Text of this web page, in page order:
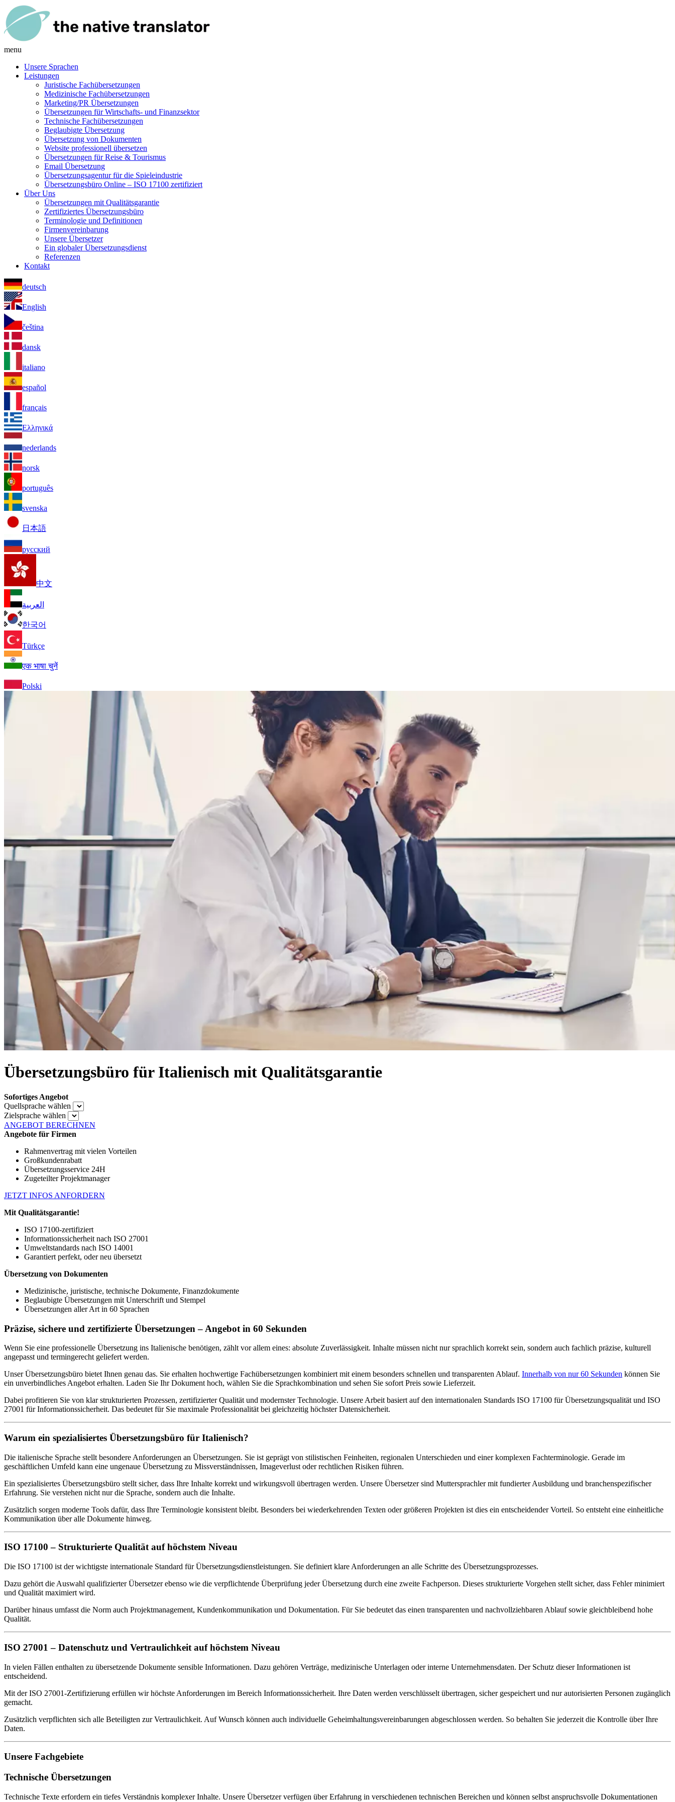
menu
Unsere Sprachen
Leistungen
Juristische Fachübersetzungen
Medizinische Fachübersetzungen
Marketing/PR Übersetzungen
Übersetzungen für Wirtschafts- und Finanzsektor
Technische Fachübersetzungen
Beglaubigte Übersetzung
Übersetzung von Dokumenten
Website professionell übersetzen
Übersetzungen für Reise & Tourismus
Email Übersetzung
Übersetzungsagentur für die Spieleindustrie
Übersetzungsbüro Online – ISO 17100 zertifiziert
Über Uns
Übersetzungen mit Qualitätsgarantie
Zertifiziertes Übersetzungsbüro
Terminologie und Definitionen
Firmenvereinbarung
Unsere Übersetzer
Ein globaler Übersetzungsdienst
Referenzen
Kontakt
deutsch
English
čeština
dansk
italiano
español
français
Ελληνικά
nederlands
norsk
português
svenska
日本語
русский
中文
العربية
한국어
Türkçe
एक भाषा चुनें
Polski
Übersetzungsbüro für Italienisch mit Qualitätsgarantie
Sofortiges Angebot
Quellsprache wählen
Zielsprache wählen
ANGEBOT BERECHNEN
Angebote für Firmen
Rahmenvertrag mit vielen Vorteilen
Großkundenrabatt
Übersetzungsservice 24H
Zugeteilter Projektmanager
JETZT INFOS ANFORDERN
Mit Qualitätsgarantie!
ISO 17100-zertifiziert
Informationssicherheit nach ISO 27001
Umweltstandards nach ISO 14001
Garantiert perfekt, oder neu übersetzt
Übersetzung von Dokumenten
Medizinische, juristische, technische Dokumente, Finanzdokumente
Beglaubigte Übersetzungen mit Unterschrift und Stempel
Übersetzungen aller Art in 60 Sprachen
Präzise, sichere und zertifizierte Übersetzungen – Angebot in 60 Sekunden
Wenn Sie eine professionelle Übersetzung ins Italienische benötigen, zählt vor allem eines: absolute Zuverlässigkeit. Inhalte müssen nicht nur sprachlich korrekt sein, sondern auch fachlich präzise, kulturell
angepasst und termingerecht geliefert werden.
Unser Übersetzungsbüro bietet Ihnen genau das. Sie erhalten hochwertige Fachübersetzungen kombiniert mit einem besonders schnellen und transparenten Ablauf. Innerhalb von nur 60 Sekunden können Sie
ein unverbindliches Angebot erhalten. Laden Sie Ihr Dokument hoch, wählen Sie die Sprachkombination und sehen Sie sofort Preis sowie Lieferzeit.
Dabei profitieren Sie von klar strukturierten Prozessen, zertifizierter Qualität und modernster Technologie. Unsere Arbeit basiert auf den internationalen Standards ISO 17100 für Übersetzungsqualität und ISO
27001 für Informationssicherheit. Das bedeutet für Sie maximale Professionalität bei gleichzeitig höchster Datensicherheit.
Warum ein spezialisiertes Übersetzungsbüro für Italienisch?
Die italienische Sprache stellt besondere Anforderungen an Übersetzungen. Sie ist geprägt von stilistischen Feinheiten, regionalen Unterschieden und einer komplexen Fachterminologie. Gerade im
geschäftlichen Umfeld kann eine ungenaue Übersetzung zu Missverständnissen, Imageverlust oder rechtlichen Risiken führen.
Ein spezialisiertes Übersetzungsbüro stellt sicher, dass Ihre Inhalte korrekt und wirkungsvoll übertragen werden. Unsere Übersetzer sind Muttersprachler mit fundierter Ausbildung und branchenspezifischer
Erfahrung. Sie verstehen nicht nur die Sprache, sondern auch die Inhalte.
Zusätzlich sorgen moderne Tools dafür, dass Ihre Terminologie konsistent bleibt. Besonders bei wiederkehrenden Texten oder größeren Projekten ist dies ein entscheidender Vorteil. So entsteht eine einheitliche
Kommunikation über alle Dokumente hinweg.
ISO 17100 – Strukturierte Qualität auf höchstem Niveau
Die ISO 17100 ist der wichtigste internationale Standard für Übersetzungsdienstleistungen. Sie definiert klare Anforderungen an alle Schritte des Übersetzungsprozesses.
Dazu gehört die Auswahl qualifizierter Übersetzer ebenso wie die verpflichtende Überprüfung jeder Übersetzung durch eine zweite Fachperson. Dieses strukturierte Vorgehen stellt sicher, dass Fehler minimiert
und Qualität maximiert wird.
Darüber hinaus umfasst die Norm auch Projektmanagement, Kundenkommunikation und Dokumentation. Für Sie bedeutet das einen transparenten und nachvollziehbaren Ablauf sowie gleichbleibend hohe
Qualität.
ISO 27001 – Datenschutz und Vertraulichkeit auf höchstem Niveau
In vielen Fällen enthalten zu übersetzende Dokumente sensible Informationen. Dazu gehören Verträge, medizinische Unterlagen oder interne Unternehmensdaten. Der Schutz dieser Informationen ist
entscheidend.
Mit der ISO 27001-Zertifizierung erfüllen wir höchste Anforderungen im Bereich Informationssicherheit. Ihre Daten werden verschlüsselt übertragen, sicher gespeichert und nur autorisierten Personen zugänglich
gemacht.
Zusätzlich verpflichten sich alle Beteiligten zur Vertraulichkeit. Auf Wunsch können auch individuelle Geheimhaltungsvereinbarungen abgeschlossen werden. So behalten Sie jederzeit die Kontrolle über Ihre
Daten.
Unsere Fachgebiete
Technische Übersetzungen
Technische Texte erfordern ein tiefes Verständnis komplexer Inhalte. Unsere Übersetzer verfügen über Erfahrung in verschiedenen technischen Bereichen und können selbst anspruchsvolle Dokumentationen